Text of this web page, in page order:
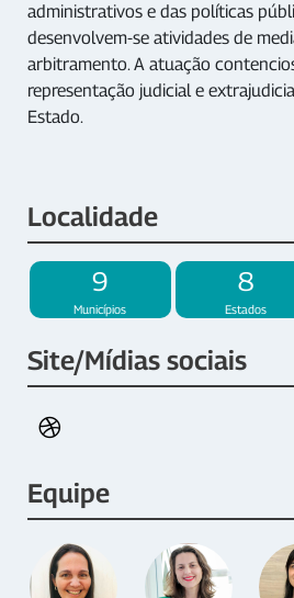
administrativos e das políticas
desenvolvem-se atividades de
arbitramento. A atuação
representação judicial e
Estado.
Localidade
9
Municípios
8
Estados
Site/Mídias sociais
Equipe